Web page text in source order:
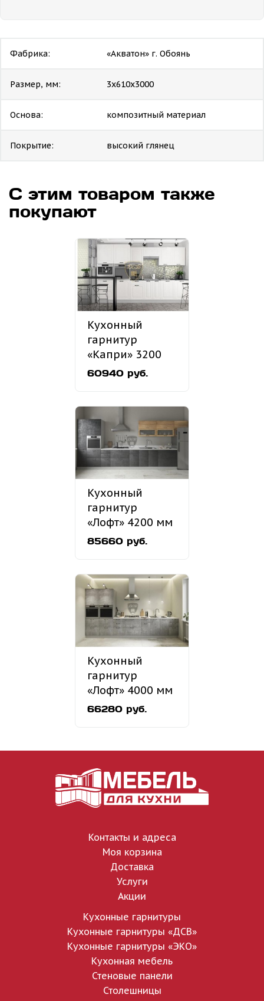
Фабрика: «Акватон» г. Обоянь
Размер, мм: 3х610х3000
Основа: композитный материал
Покрытие: высокий глянец
С этим товаром также
покупают
Кухонный
гарнитур
«Капри» 3200
мм
60940 руб.
Кухонный
гарнитур
«Лофт» 4200 мм
85660 руб.
Кухонный
гарнитур
«Лофт» 4000 мм
66280 руб.
Контакты и адреса
Моя корзина
Доставка
Услуги
Акции
Кухонные гарнитуры
Кухонные гарнитуры «ДСВ»
Кухонные гарнитуры «ЭКО»
Кухонная мебель
Стеновые панели
Столешницы